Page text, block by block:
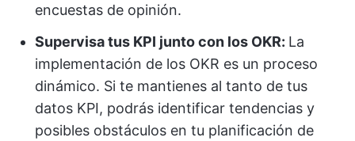
encuestas de opinión.
Supervisa tus KPI junto con los OKR: La
implementación de los OKR es un proceso
dinámico. Si te mantienes al tanto de tus
datos KPI, podrás identificar tendencias y
posibles obstáculos en tu planificación de